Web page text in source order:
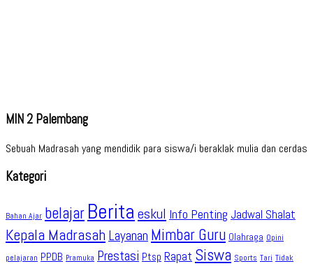
MIN 2 Palembang
Sebuah Madrasah yang mendidik para siswa/i beraklak mulia dan cerdas
Kategori
Bahan Ajar belajar Berita eskul Info Penting Jadwal Shalat
Kepala Madrasah Layanan Mimbar Guru Olahraga Opini
pelajaran PPDB Pramuka Prestasi Ptsp Rapat Siswa Sports Tari Tidak